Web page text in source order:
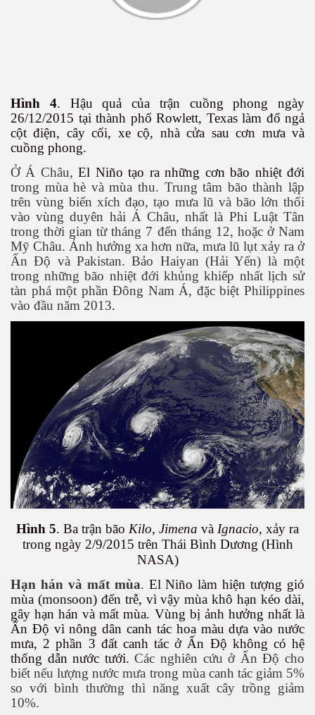
Hình 4. Hậu quả của trận cuồng phong ngày
26/12/2015 tại thành phố Rowlett, Texas làm đổ ngả
cột điện, cây cối, xe cộ, nhà cửa sau cơn mưa và
cuồng phong.
Ở Á Châu,El Niño tạo ra những cơn bão nhiệt đới
trong mùa hè và mùa thu. Trung tâm bão thành lập
trên vùng biển xích đạo, tạo mưa lũ và bão lớn thổi
vào vùng duyên hải Á Châu, nhất là Phi Luật Tân
trong thời gian từ tháng 7 đến tháng 12, hoặc ở Nam
Mỹ Châu. Ảnh hưởng xa hơn nữa, mưa lũ lụt xảy ra ở
Ấn Độ và Pakistan. Bảo Haiyan (Hải Yến) là một
trong những bão nhiệt đới khủng khiếp nhất lịch sử
tàn phá một phần Đông Nam Á, đặc biệt Philippines
vào đầu năm 2013.
Hình 5. Ba trận bão Kilo, Jimena và Ignacio, xảy ra
trong ngày 2/9/2015 trên Thái Bình Dương (Hình
NASA)
Hạn hán và mất mùa. El Niño làm hiện tượng gió
mùa (monsoon) đến trễ, vì vậy mùa khô hạn kéo dài,
gây hạn hán và mất mùa. Vùng bị ảnh hưởng nhất là
Ấn Độ vì nông dân canh tác hoa màu dựa vào nước
mưa, 2 phần 3 đất canh tác ở Ấn Độ không có hệ
thống dẫn nước tưới. Các nghiên cứu ở Ấn Độ cho
biết nếu lượng nước mưa trong mùa canh tác giảm 5%
so với bình thường thì năng xuất cây trồng giảm
10%.
P 200-201